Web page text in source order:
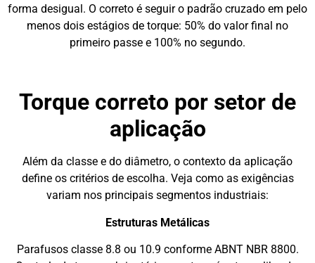
forma desigual. O correto é seguir o padrão cruzado em pelo
menos dois estágios de torque: 50% do valor final no
primeiro passe e 100% no segundo.
Torque correto por setor de
aplicação
Além da classe e do diâmetro, o contexto da aplicação
define os critérios de escolha. Veja como as exigências
variam nos principais segmentos industriais:
Estruturas Metálicas
Parafusos classe 8.8 ou 10.9 conforme ABNT NBR 8800.